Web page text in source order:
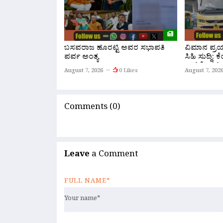
ಬಸವರಾಜ ಹೊರಟ್ಟಿ ಅವರ ಸಭಾಪತಿ
ಪರ್ವ ಅಂತ್ಯ
August 7, 2026 0 Likes
ವಿಮಾನ
ಸಿಹಿ ಸುದ್ದಿ:
ನೇರ ‘ಫ್ಲೈ
August 7, 2026
Comments (0)
Leave a Comment
FULL NAME*